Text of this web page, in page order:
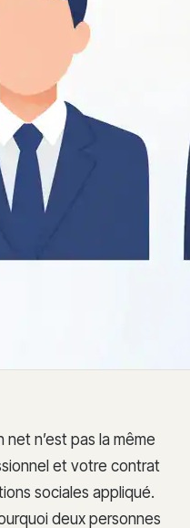
n’est pas la même
et votre contrat
sociales appliqué.
deux personnes